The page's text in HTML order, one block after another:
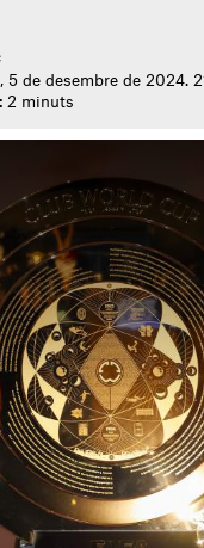
5 de desembre de 2024.
2 minuts